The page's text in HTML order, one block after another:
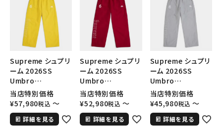
CONTENTS
ACCOUNT MENU
meeting_room ログイン person 会員登録
Follow us
Supreme シュプリ
ーム 2026SS
Umbro
Rhinestone
Track Pant アンブ
ロ ラインストーン ト
ラックパンツ イエ
当店特別価格
¥57,980税込 〜
詳細を見る
Supreme シュプリ
ーム 2026SS
Umbro
Rhinestone
Track Pant アンブ
ロ ラインストーン ト
ラックパンツ レッド
当店特別価格
¥52,980税込 〜
詳細を見る
Supreme シュプリ
ーム 2026SS
Umbro
Rhinestone
Track Pant アンブ
ロ ラインストーン ト
ラックパンツ ライト
当店特別価格
¥45,980税込 〜
詳細を見る